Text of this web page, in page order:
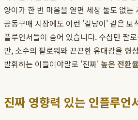
양이가 한 번 마음을 열면 세상 둘도 없는
공동구매 시장에도 이런 '길냥이' 같은 보
플루언서들이 숨어 있습니다. 수십만 팔
만, 소수의 팔로워와 끈끈한 유대감을 형
발휘하는 이들이야말로 '진짜' 높은 전환
진짜 영향력 있는 인플루언